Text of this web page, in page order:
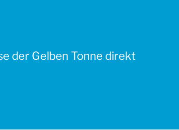
der Gelben Tonne direkt